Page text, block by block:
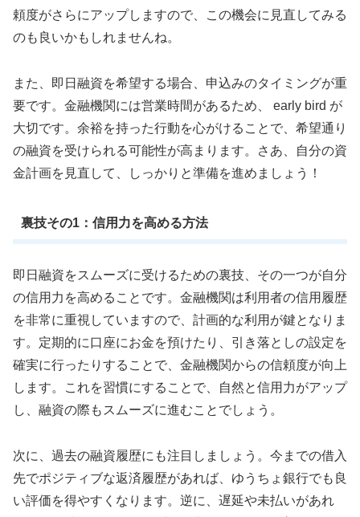
頼度がさらにアップしますので、この機会に見直してみる
のも良いかもしれませんね。
また、即日融資を希望する場合、申込みのタイミングが重
要です。金融機関には営業時間があるため、 early bird が
大切です。余裕を持った行動を心がけることで、希望通り
の融資を受けられる可能性が高まります。さあ、自分の資
金計画を見直して、しっかりと準備を進めましょう！
裏技その1：信用力を高める方法
即日融資をスムーズに受けるための裏技、その一つが自分
の信用力を高めることです。金融機関は利用者の信用履歴
を非常に重視していますので、計画的な利用が鍵となりま
す。定期的に口座にお金を預けたり、引き落としの設定を
確実に行ったりすることで、金融機関からの信頼度が向上
します。これを習慣にすることで、自然と信用力がアップ
し、融資の際もスムーズに進むことでしょう。
次に、過去の融資履歴にも注目しましょう。今までの借入
先でポジティブな返済履歴があれば、ゆうちょ銀行でも良
い評価を得やすくなります。逆に、遅延や未払いがあれ